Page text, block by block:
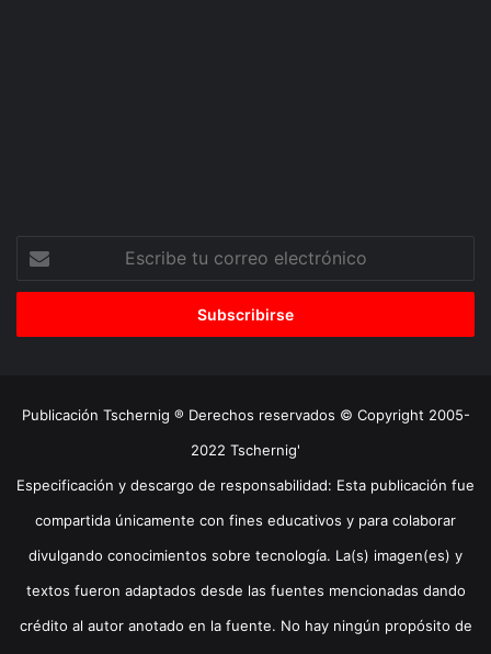
correo
Publicación Tschernig ® Derechos reservados © Copyright 2005-
2022 Tschernig'
Especificación y descargo de responsabilidad: Esta publicación fue
compartida únicamente con fines educativos y para colaborar
divulgando conocimientos sobre tecnología. La(s) imagen(es) y
textos fueron adaptados desde las fuentes mencionadas dando
crédito al autor anotado en la fuente. No hay ningún propósito de